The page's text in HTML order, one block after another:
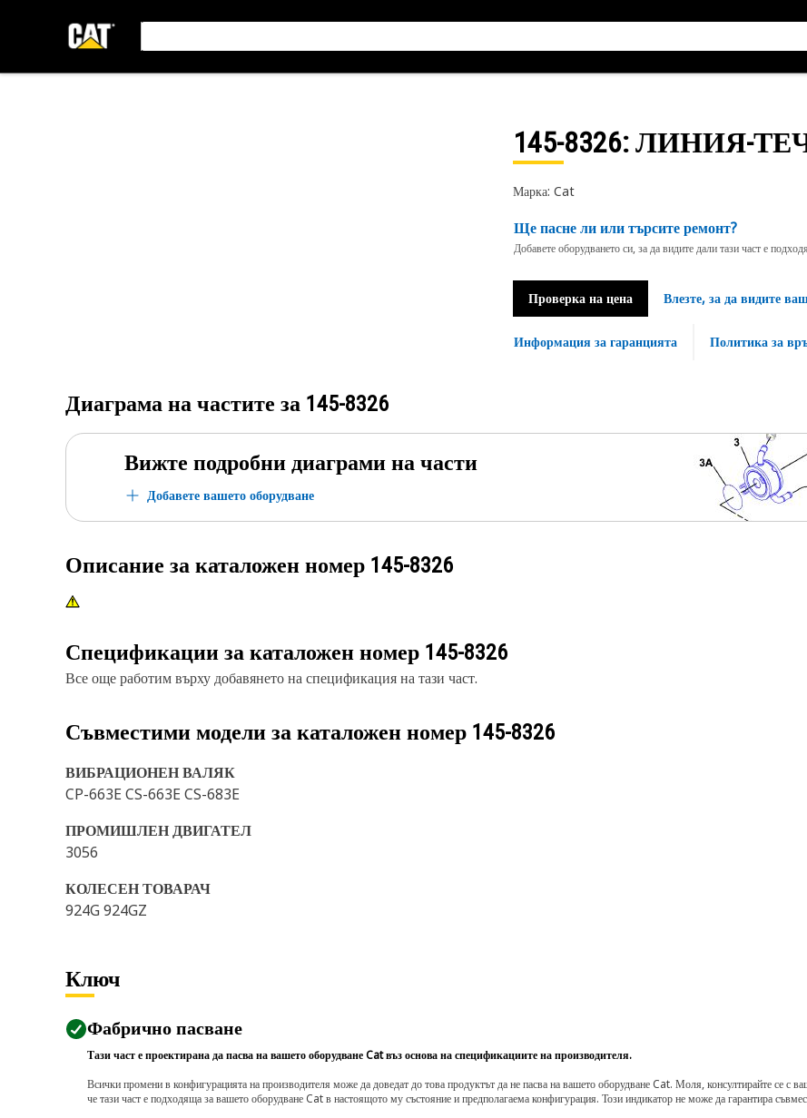
145-8326: ЛИНИЯ-
Марка: Cat
Ще пасне ли или търсите ремонт?
Добавете оборудването си, за да видите дали тази част е
Проверка на цена Влезте, за да видите
Информация за гаранцията Политика за
Диаграма на частите за 145-8326
Вижте подробни диаграми на части
Добавете вашето оборудване
Описание за каталожен номер 145-8326
Спецификации за каталожен номер 145-8326
Все още работим върху добавянето на спецификация на тази част.
Съвместими модели за каталожен номер 145-8326
ВИБРАЦИОНЕН ВАЛЯК
CP-663E CS-663E CS-683E
ПРОМИШЛЕН ДВИГАТЕЛ
3056
КОЛЕСЕН ТОВАРАЧ
924G 924GZ
Ключ
Фабрично пасване
Тази част е проектирана да пасва на вашето оборудване Cat въз основа на спецификациите на производителя.
Всички промени в конфигурацията на производителя може да доведат до това продуктът да не пасва на вашето оборудване Cat. Моля, консултирайте се с
че тази част е подходяща за вашето оборудване Cat в настоящото му състояние и предполагаема конфигурация. Този индикатор не може да гарантира